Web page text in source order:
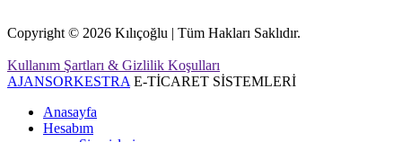
Copyright © 2026 Kılıçoğlu | Tüm Hakları Saklıdır.
Kullanım Şartları & Gizlilik Koşulları
AJANSORKESTRA E-TİCARET SİSTEMLERİ
Anasayfa
Hesabım